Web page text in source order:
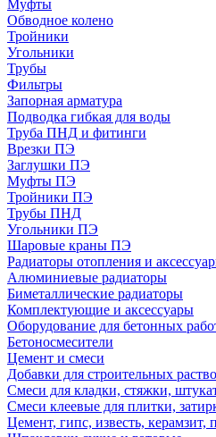
Муфты
Обводное колено
Тройники
Угольники
Трубы
Фильтры
Запорная арматура
Подводка гибкая для воды
Труба ПНД и фитинги
Врезки ПЭ
Заглушки ПЭ
Муфты ПЭ
Тройники ПЭ
Трубы ПНД
Угольники ПЭ
Шаровые краны ПЭ
Радиаторы отопления и
Алюминиевые радиаторы
Биметаллические радиаторы
Комплектующие и аксессуары
Оборудование для бетонных
Бетоносмесители
Цемент и смеси
Добавки для строительных
Смеси для кладки, стяжки,
Смеси клеевые для плитки,
Цемент, гипс, известь, керамзит,